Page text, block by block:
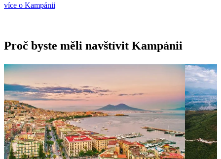
více o Kampánii
Proč byste měli navštívit Kampánii